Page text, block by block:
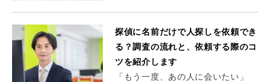
探偵に名前だけで人探しを依頼でき
る？調査の流れと、依頼する際のコ
ツを紹介します
「もう一度、あの人に会いたい」